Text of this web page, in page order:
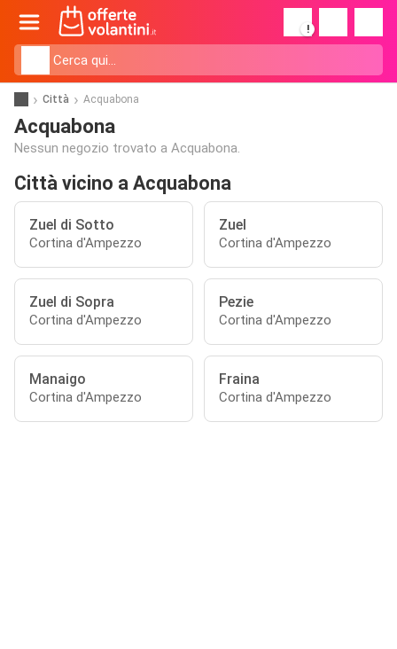
!
Città Acquabona
Acquabona
Nessun negozio trovato a Acquabona.
Città vicino a Acquabona
Zuel di Sotto
Cortina d'Ampezzo
Zuel
Cortina d'Ampezzo
Zuel di Sopra
Cortina d'Ampezzo
Pezie
Cortina d'Ampezzo
Manaigo
Cortina d'Ampezzo
Fraina
Cortina d'Ampezzo